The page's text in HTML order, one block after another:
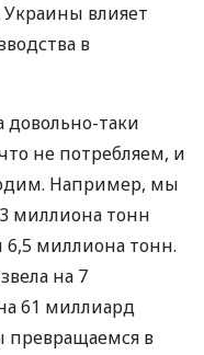
Украины влияет
в
довольно-таки
не потребляем, и
Например, мы
миллиона тонн
миллиона тонн.
на 7
61 миллиард
в